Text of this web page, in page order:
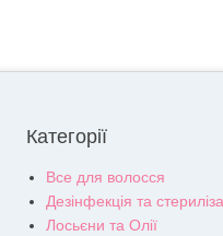
Категорії
Все для волосся
Дезінфекція та
Лосьєни та Олії